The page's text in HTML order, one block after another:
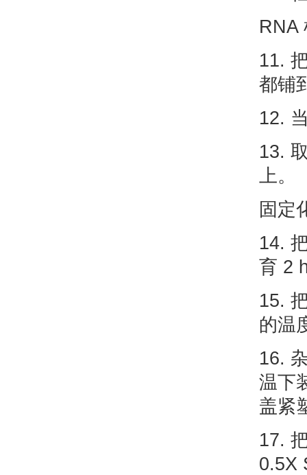
RNA
11.
都铺
12.
13.
上。
固定
14.
育 2
15.
的温
16.
温下
盖紧
17.
0.5X